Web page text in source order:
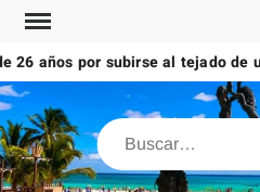
Saltar
contenido
años por subirse al tejado de un
Buscar